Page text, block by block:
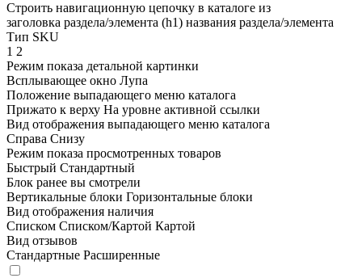
Строить навигационную цепочку в каталоге из
заголовка раздела/элемента (h1) названия раздела/элемента
Тип SKU
1 2
Режим показа детальной картинки
Всплывающее окно Лупа
Положение выпадающего меню каталога
Прижато к верху На уровне активной ссылки
Вид отображения выпадающего меню каталога
Справа Снизу
Режим показа просмотренных товаров
Быстрый Стандартный
Блок ранее вы смотрели
Вертикальные блоки Горизонтальные блоки
Вид отображения наличия
Списком Списком/Картой Картой
Вид отзывов
Стандартные Расширенные